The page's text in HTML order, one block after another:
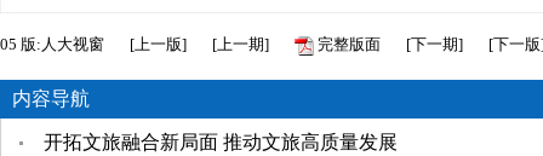
05 版:人大视窗 [上一版] [上一期] 完整版面 [下一期] [下一版
内容导航
开拓文旅融合新局面 推动文旅高质量发展